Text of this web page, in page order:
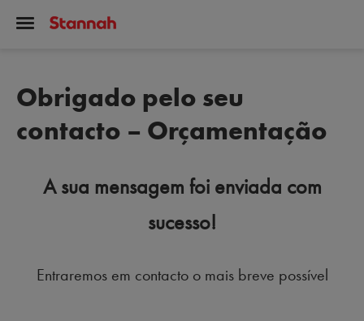
Cultura
Ensino e tempos livres
Habitação
Infraestruturas
Obrigado pelo seu
contacto – Orçamentação
A sua mensagem foi enviada com
sucesso!
Entraremos em contacto o mais breve possível